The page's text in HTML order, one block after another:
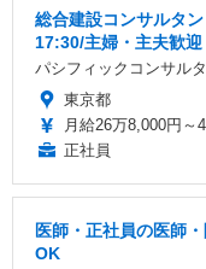
総合建設コンサルタ
17:30/主婦・主夫歓
パシフィックコンサル
東京都
月給26万8,000円～
正社員
医師・正社員の医師
OK